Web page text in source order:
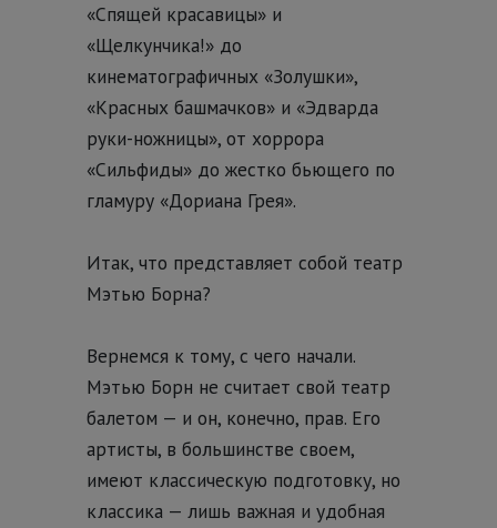
«Спящей красавицы» и
«Щелкунчика!» до
кинематографичных «Золушки»,
«Красных башмачков» и «Эдварда
руки-ножницы», от хоррора
«Сильфиды» до жестко бьющего по
гламуру «Дориана Грея».
Итак, что представляет собой театр
Мэтью Борна?
Вернемся к тому, с чего начали.
Мэтью Борн не считает свой театр
балетом — и он, конечно, прав. Его
артисты, в большинстве своем,
имеют классическую подготовку, но
классика — лишь важная и удобная